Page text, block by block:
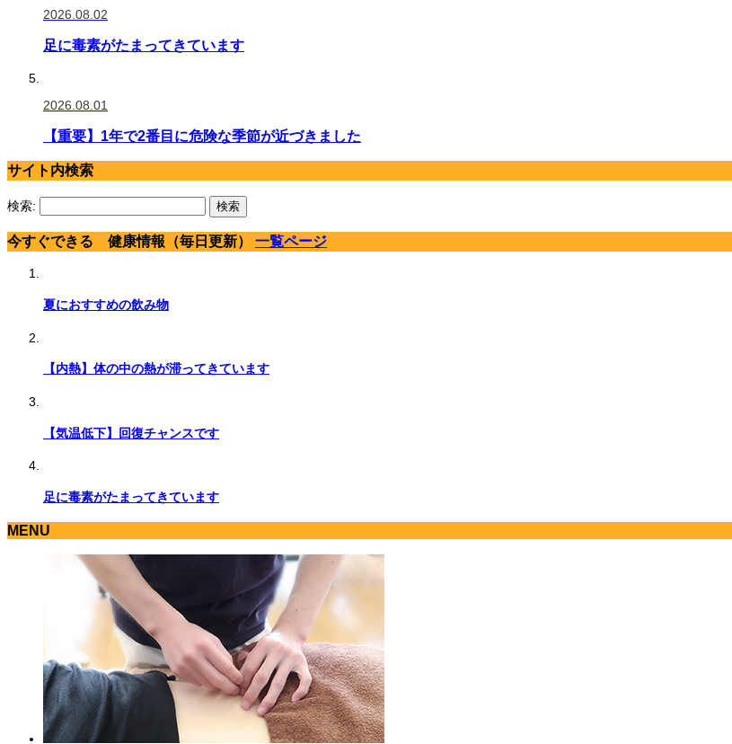
2026.08.02
足に毒素がたまってきています
2026.08.01
【重要】1年で2番目に危険な季節が近づきました
サイト内検索
検索:
今すぐできる 健康情報（毎日更新） 一覧ページ
夏におすすめの飲み物
【内熱】体の中の熱が滞ってきています
【気温低下】回復チャンスです
足に毒素がたまってきています
MENU